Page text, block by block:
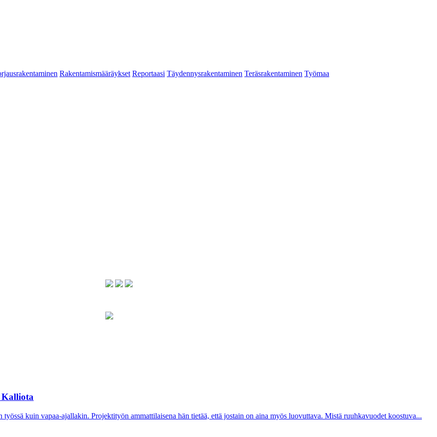
Rakentamismääräykset Reportaasi Täydennysrakentaminen Teräsrakentaminen Työmaa
Kalliota
kuin vapaa-ajallakin. Projektityön ammattilaisena hän tietää, että jostain on aina myös luovuttava. Mistä ruuhkavuodet koostuva...